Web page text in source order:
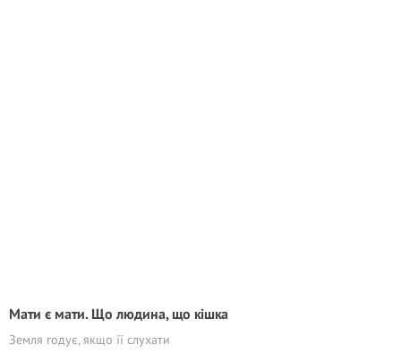
Мати є мати. Що людина, що кішка
Земля годує, якщо її слухати